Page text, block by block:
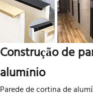
Construção de
alumínio
Parede de cortina de